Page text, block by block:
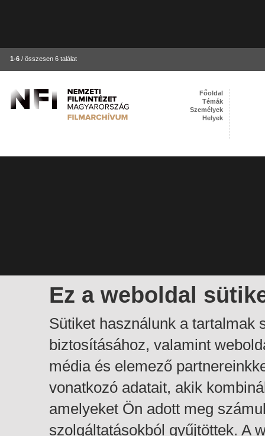
1-6 / összesen 6 találat
Ez a weboldal
Sütiket használunk a tartalmak
biztosításához, valamint
média és elemező
vonatkozó adatait, akik
amelyeket Ön adott meg
szolgáltatásokból gyűjtöttek. A
Főoldal
Témák
Személyek
Helyek